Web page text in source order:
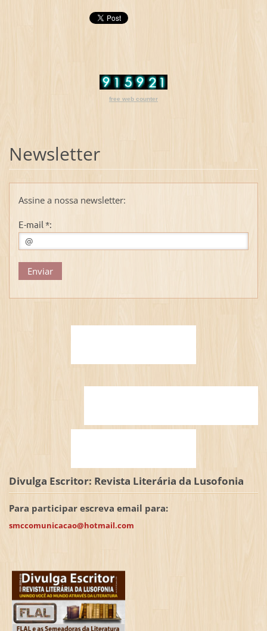
free web counter
Newsletter
Assine a nossa newsletter:
E-mail *:
Divulga Escritor: Revista Literária da Lusofonia
Para participar escreva email para:
smccomunicacao@hotmail.com